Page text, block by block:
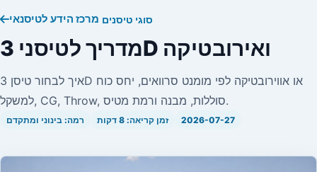
מרכז הידע לטיסנאי סוגי טיסנים
מדריך לטיסני 3D ואירובטיקה
איך לבחור טיסן 3D או אווירובטיקה לפי מומנט סרוואים, יחס כוח
למשקל, CG, Throw, סוללות, מבנה ורמת מטיס.
רמה: בינוני ומתקדם זמן קריאה: 8 דקות 2026-07-27